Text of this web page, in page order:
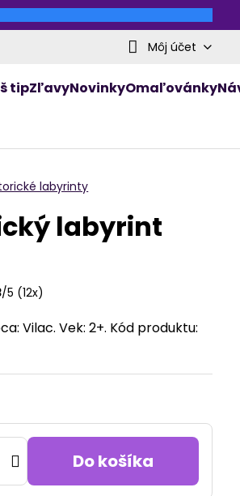
Môj účet
tipZľavyNovinkyOmaľovánky
labyrinty
labyrint
/5 (12x)
Vilac. Vek: 2+. Kód produktu:
Do košíka